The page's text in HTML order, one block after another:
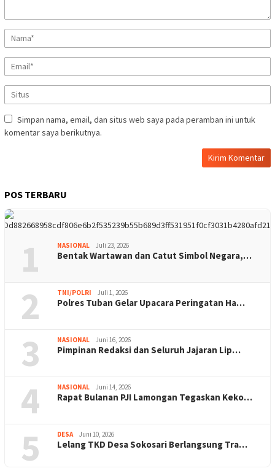
Simpan nama, email, dan situs web saya pada peramban ini untuk
komentar saya berikutnya.
POS TERBARU
1 NASIONAL Juli 23, 2026
Bentak Wartawan dan Catut Simbol Negara,…
2 TNI/POLRI Juli 1, 2026
Polres Tuban Gelar Upacara Peringatan Ha…
3 NASIONAL Juni 16, 2026
Pimpinan Redaksi dan Seluruh Jajaran Lip…
4 NASIONAL Juni 14, 2026
Rapat Bulanan PJI Lamongan Tegaskan Keko…
5 DESA Juni 10, 2026
Lelang TKD Desa Sokosari Berlangsung Tra…